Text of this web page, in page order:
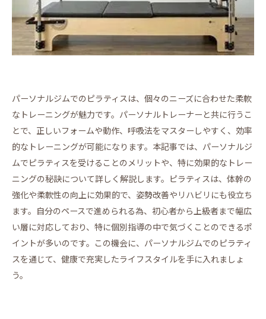
パーソナルジムでのピラティスは、個々のニーズに合わせた柔軟
なトレーニングが魅力です。パーソナルトレーナーと共に行うこ
とで、正しいフォームや動作、呼吸法をマスターしやすく、効率
的なトレーニングが可能になります。本記事では、パーソナルジ
ムでピラティスを受けることのメリットや、特に効果的なトレー
ニングの秘訣について詳しく解説します。ピラティスは、体幹の
強化や柔軟性の向上に効果的で、姿勢改善やリハビリにも役立ち
ます。自分のペースで進められる為、初心者から上級者まで幅広
い層に対応しており、特に個別指導の中で気づくことのできるポ
イントが多いのです。この機会に、パーソナルジムでのピラティ
スを通じて、健康で充実したライフスタイルを手に入れましょ
う。